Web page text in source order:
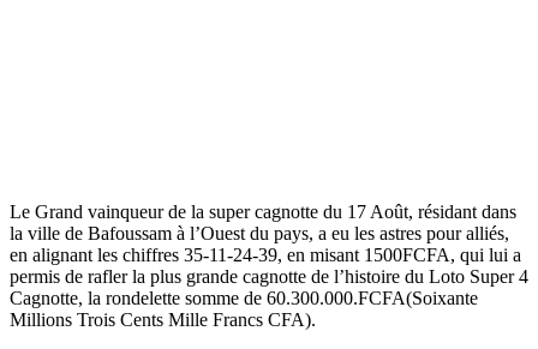
Le Grand vainqueur de la super cagnotte du 17 Août, résidant dans
la ville de Bafoussam à l’Ouest du pays, a eu les astres pour alliés,
en alignant les chiffres 35-11-24-39, en misant 1500FCFA, qui lui a
permis de rafler la plus grande cagnotte de l’histoire du Loto Super 4
Cagnotte, la rondelette somme de 60.300.000.FCFA(Soixante
Millions Trois Cents Mille Francs CFA).